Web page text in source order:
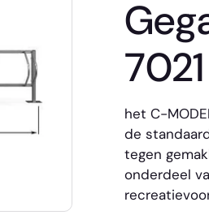
7021
het C-
de
tegen
onderdeel